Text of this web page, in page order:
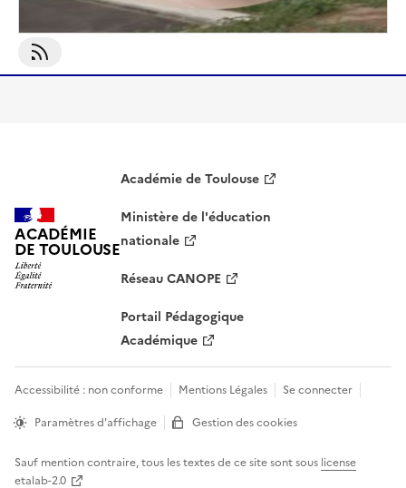
S'abonner À Conte
ACADÉMIE
DE TOULOUSE
Académie de Toulouse
Ministère de l'éducation
nationale
Réseau CANOPE
Portail Pédagogique
Académique
Accessibilité : non conforme Mentions Légales
Se connecter
Paramètres d'affichage
Gestion des cookies
Sauf mention contraire, tous les textes de ce site sont sous license
etalab-2.0